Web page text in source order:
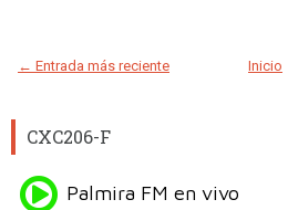
← Entrada más reciente Inicio
CXC206-F